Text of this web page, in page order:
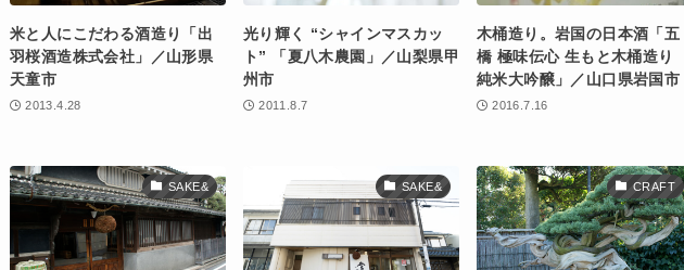
米と人にこだわる酒造り「出
羽桜酒造株式会社」／山形県
天童市
2013.4.28
光り輝く “シャインマスカッ
ト” 「夏八木農園」／山梨県甲
州市
2011.8.7
木桶造り。岩国の日本酒「五
橋 極味伝心 生もと木桶造り
純米大吟醸」／山口県岩国市
2016.7.16
SAKE& SAKE& CRAFT